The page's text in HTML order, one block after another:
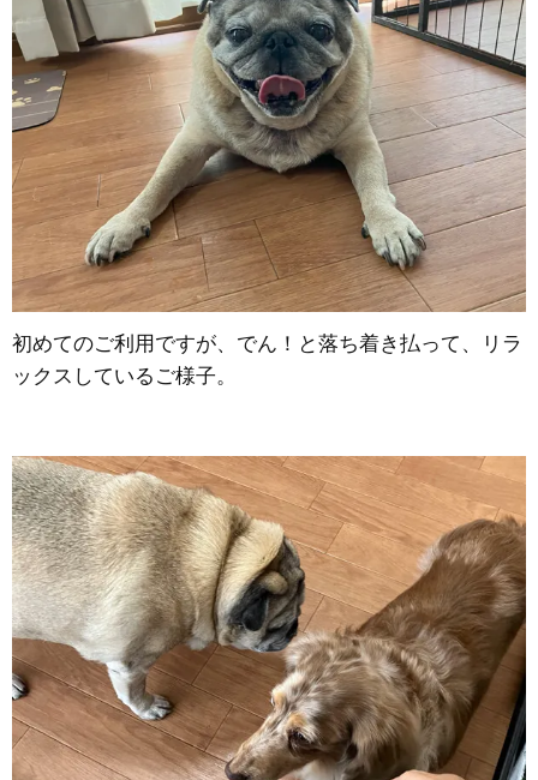
初めてのご利用ですが、でん！と落ち着き払って、リラ
ックスしているご様子。